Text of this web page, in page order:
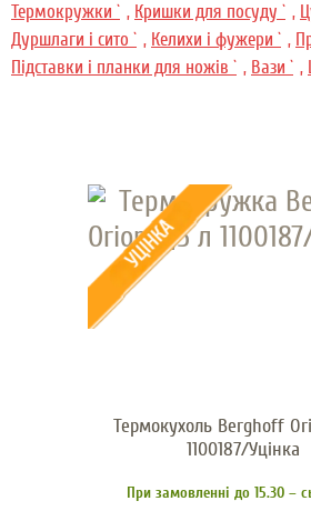
Термокружки ` , Кришки для посуду ` ,
Дуршлаги і сито ` , Келихи і фужери ` ,
Підставки і планки для ножів ` , Вази ` ,
Термокухоль Berghoff
1100187/Уцінка
При замовленні до 15.30 –